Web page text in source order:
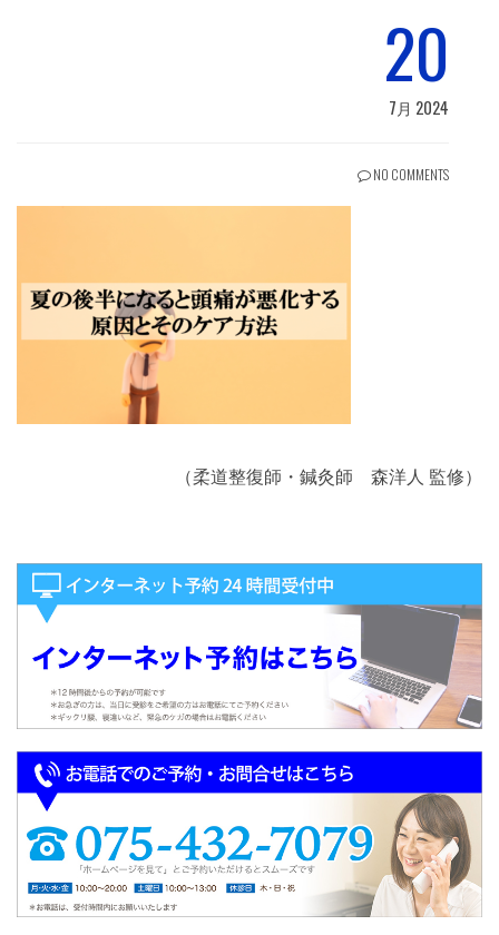
20
7月 2024
NO COMMENTS
（柔道整復師・鍼灸師 森洋人 監修）